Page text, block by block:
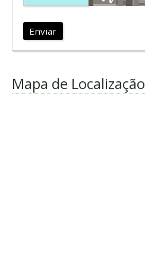
Enviar
Mapa de Localização